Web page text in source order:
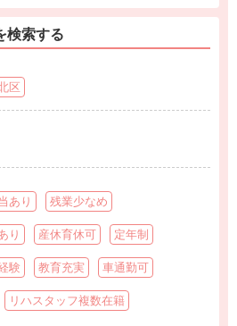
検索する
区
あり 残業少なめ
り 産休育休可 定年制
験 教育充実 車通勤可
リハスタッフ複数在籍